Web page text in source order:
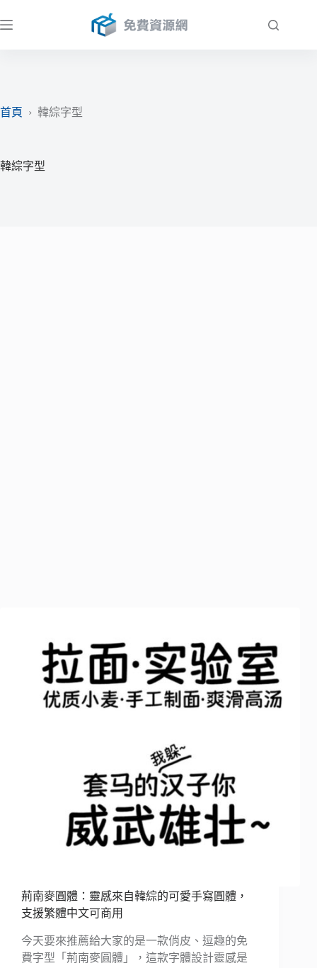
至
首頁
› 韓綜字型
韓綜字型
荊南麥圓體：靈感來自韓綜的可愛手寫圓體，
支援繁體中文可商用
今天要來推薦給大家的是一款俏皮、逗趣的免
費字型「荊南麥圓體」，這款字體設計靈感是